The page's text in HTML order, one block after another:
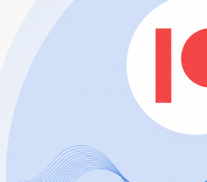
Neden halka açıklamıyorsunuz?